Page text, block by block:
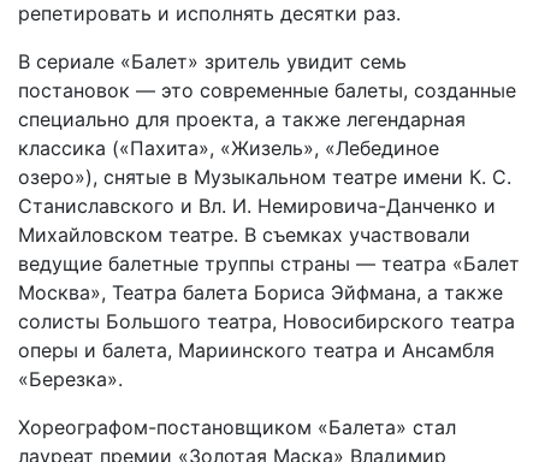
репетировать и исполнять десятки раз.
В сериале «Балет» зритель увидит семь
постановок — это современные балеты, созданные
специально для проекта, а также легендарная
классика («Пахита», «Жизель», «Лебединое
озеро»), снятые в Музыкальном театре имени К. С.
Станиславского и Вл. И. Немировича-Данченко и
Михайловском театре. В съемках участвовали
ведущие балетные труппы страны — театра «Балет
Москва», Театра балета Бориса Эйфмана, а также
солисты Большого театра, Новосибирского театра
оперы и балета, Мариинского театра и Ансамбля
«Березка».
Хореографом-постановщиком «Балета» стал
лауреат премии «Золотая Маска» Владимир